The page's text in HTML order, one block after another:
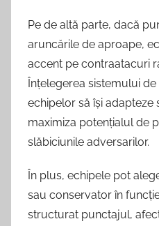
Pe de altă parte, dacă
aruncările de aproape,
accent pe contraatacuri
Înțelegerea sistemului
echipelor să își adapteze
maximiza potențialul de
slăbiciunile adversarilor.
În plus, echipele pot
sau conservator în
structurat punctajul,